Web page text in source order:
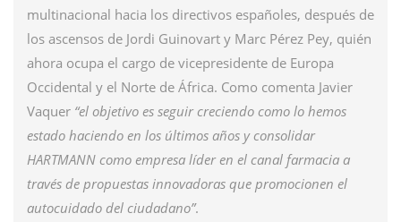
multinacional hacia los directivos españoles, después de
los ascensos de Jordi Guinovart y Marc Pérez Pey, quién
ahora ocupa el cargo de vicepresidente de Europa
Occidental y el Norte de África. Como comenta Javier
Vaquer “el objetivo es seguir creciendo como lo hemos
estado haciendo en los últimos años y consolidar
HARTMANN como empresa líder en el canal farmacia a
través de propuestas innovadoras que promocionen el
autocuidado del ciudadano”.